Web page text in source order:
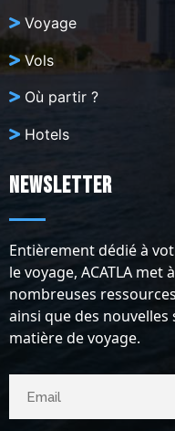
Voyage
Vols
Où partir ?
Hotels
Newsletter
Entièrement dédié à
le voyage, ACATLA
nombreuses
ainsi que des
matière de voyage.